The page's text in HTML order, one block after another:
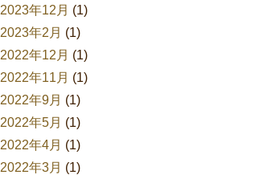
2023年12月 (1)
2023年2月 (1)
2022年12月 (1)
2022年11月 (1)
2022年9月 (1)
2022年5月 (1)
2022年4月 (1)
2022年3月 (1)